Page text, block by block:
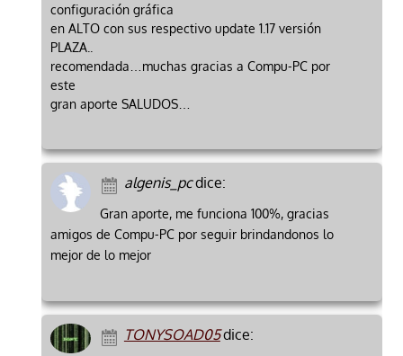
configuración gráfica
en ALTO con sus respectivo update 1.17 versión
PLAZA..
recomendada…muchas gracias a Compu-PC por
este
gran aporte SALUDOS…
algenis_pcdice:
Gran aporte, me funciona 100%, gracias
amigos de Compu-PC por seguir brindandonos lo
mejor de lo mejor
TONYSOAD05dice: